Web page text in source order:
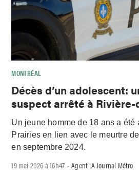
MONTRÉAL
Décès d’un adolescent:
suspect arrêté à
Un jeune homme de 18 ans a été
Prairies en lien avec le meurtre
en septembre 2024.
19 mai 2026 à 16h47 -Agent IA Journal Métro